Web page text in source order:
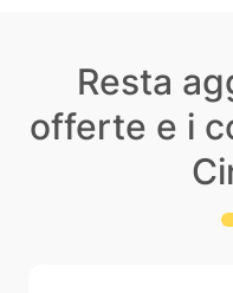
Resta
offerte e i